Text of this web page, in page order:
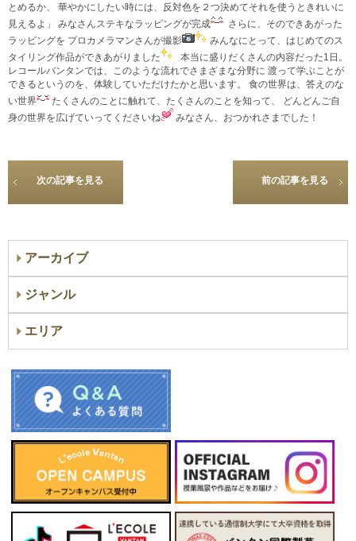
とめるか、 華やかにしたい時には、反対色を２つ決めてそれを使うときれいに
見えるよ」 みなさんステキなラッピングが完成
さらに、そのできあがった
ラッピングを プロカメラマンさんが撮影
みんなにとって、はじめてのス
タイリング作品ができあがりました
本当に盛りだくさんの内容だった1日。
レコールバンタンでは、このような流れでさまざまな分野に 渡って学ぶことが
できるというのを、体験していただけたかと思います。 食の世界は、答えのな
い世界
たくさんのことに触れて、たくさんのことを知って、 どんどんご自
身の世界を広げていってくださいね
みなさん、おつかれさまでした！
次の記事を見る 前の記事を見る
アーカイブ
ジャンル
エリア